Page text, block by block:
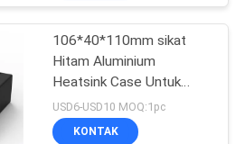
jaringan
106*40*110mm sikat
Hitam Aluminium
Heatsink Case Untuk
Lebar100mm PCB
Project Box
USD6-USD10 MOQ:1pc
KONTAK